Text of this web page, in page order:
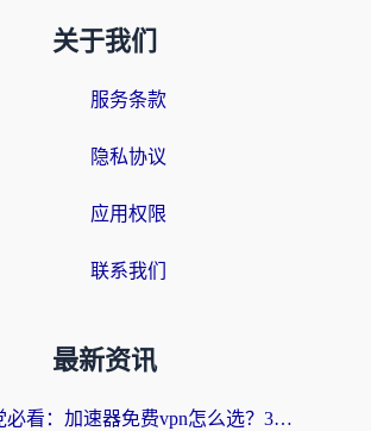
关于我们
服务条款
隐私协议
应用权限
联系我们
最新资讯
海外党必看：加速器免费vpn怎么选？3步教你无缝访问国内资源